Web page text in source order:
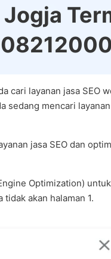
cari layanan jasa SEO
sedang mencari
jasa SEO dan
Optimization)
akan halaman 1.